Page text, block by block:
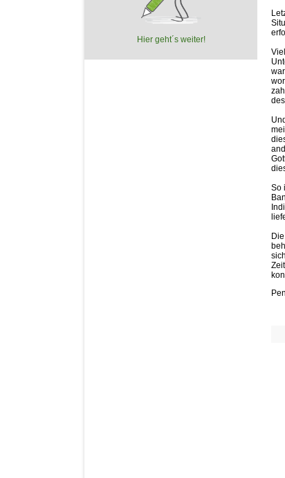
Hier geht´s weiter!
So